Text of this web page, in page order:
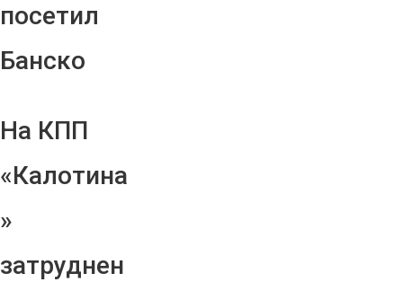
посетил
Банско
На КПП
«Калотина
»
затруднен